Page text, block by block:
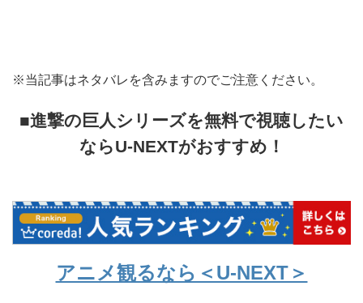
※当記事はネタバレを含みますのでご注意ください。
■進撃の巨人シリーズを無料で視聴したい
ならU-NEXTがおすすめ！
アニメ観るなら＜U-NEXT＞